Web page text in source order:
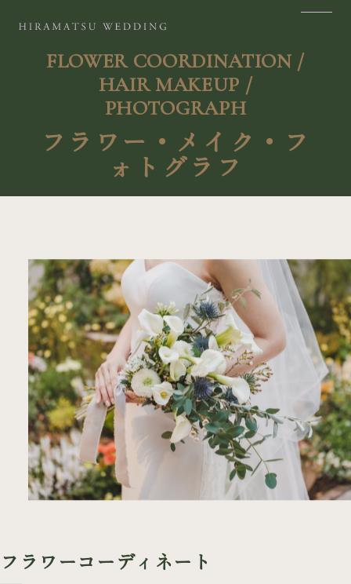
FLOWER COORDINATION /
HAIR MAKEUP /
PHOTOGRAPH
フラワー・メイク・フ
ォトグラフ
フラワーコーディネート
ITEM
CONTACT
よくあるご質問
会社概要
採用情報
プライバシーポリシー
PLACES
SAPPORO
TOKYO
KYOTO
FUKUOKA